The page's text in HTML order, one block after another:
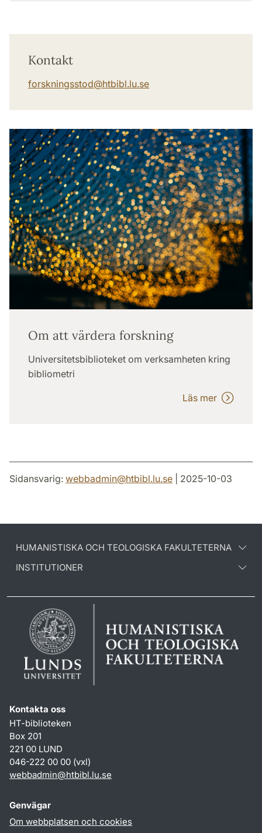
Kontakt
forskningsstod@htbibl.lu.se
Om att värdera forskning
Universitetsbiblioteket om verksamheten kring
bibliometri
Läs mer
Sidansvarig: webbadmin@htbibl.lu.se | 2025-10-03
HUMANISTISKA OCH TEOLOGISKA FAKULTETERNA
INSTITUTIONER
Kontakta oss
HT-biblioteken
Box 201
221 00 LUND
046-222 00 00 (vxl)
webbadmin@htbibl.lu.se
Genvägar
Om webbplatsen och cookies